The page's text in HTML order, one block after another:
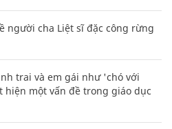
người cha Liệt sĩ đặc công rừng
trai và em gái như 'chó với
một vấn đề trong giáo dục